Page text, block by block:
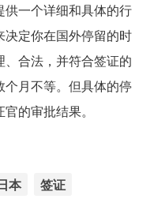
一个详细和具体的行
定你在国外停留的时
合法，并符合签证的
月不等。但具体的停
的审批结果。
本 签证